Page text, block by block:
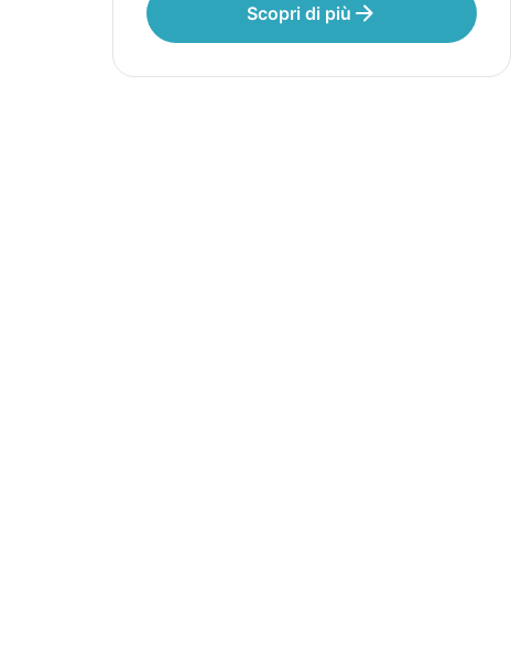
Scopri di più